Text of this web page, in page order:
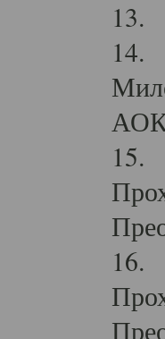
13.
14.
15.
16.